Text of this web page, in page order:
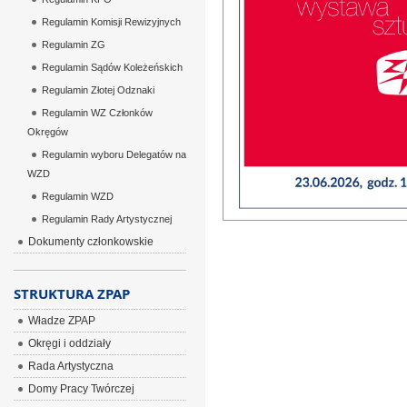
Regulamin Komisji Rewizyjnych
Regulamin ZG
Regulamin Sądów Koleżeńskich
Regulamin Złotej Odznaki
Regulamin WZ Członków
Okręgów
Regulamin wyboru Delegatów na
WZD
Regulamin WZD
Regulamin Rady Artystycznej
Dokumenty członkowskie
STRUKTURA ZPAP
Władze ZPAP
Okręgi i oddziały
Rada Artystyczna
Domy Pracy Twórczej